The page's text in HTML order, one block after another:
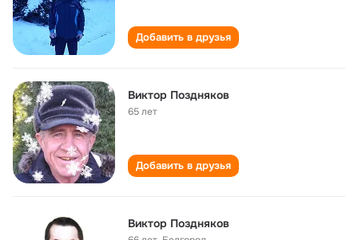
Добавить в друзья
Виктор Поздняков
65 лет
Добавить в друзья
Виктор Поздняков